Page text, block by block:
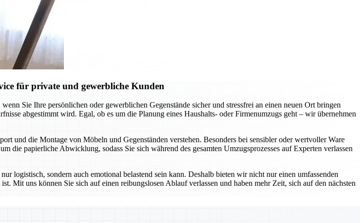
für private und gewerbliche Kunden
Sie Ihre persönlichen oder gewerblichen Gegenstände sicher und stressfrei an einen neuen Ort bringen
abgestimmt wird. Egal, ob es um die Planung eines Haushalts- oder Firmenumzugs geht – wir übernehmen
und die Montage von Möbeln und Gegenständen verstehen. Besonders bei sensibler oder wertvoller Ware
die papierliche Abwicklung, sodass Sie sich während des gesamten Umzugsprozesses auf Experten verlassen
logistisch, sondern auch emotional belastend sein kann. Deshalb bieten wir nicht nur einen umfassenden
Mit uns können Sie sich auf einen reibungslosen Ablauf verlassen und haben mehr Zeit, sich auf den nächsten